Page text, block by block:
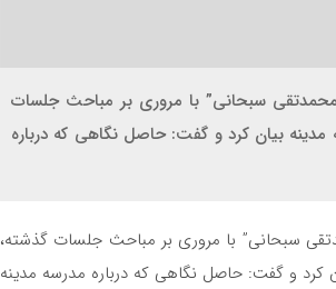
سبحانی” با مروری بر مباحث جلسات
بیان کرد و گفت: حاصل نگاهی که درباره
سبحانی” با مروری بر مباحث جلسات گذشته،
کرد و گفت: حاصل نگاهی که درباره مدرسه مدینه